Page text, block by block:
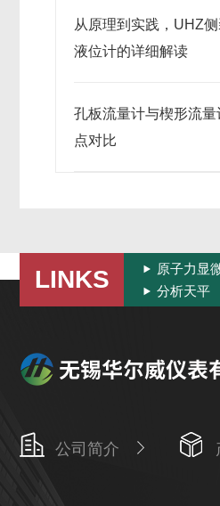
从原理到实践，UHZ
液位计的详细解读
孔板流量计与楔形流量
点对比
LINKS 原子力显
分析天平
公司简介